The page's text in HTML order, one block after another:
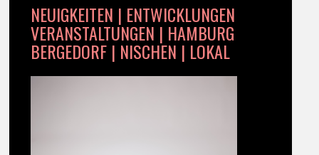
NEUIGKEITEN | ENTWICKLUNGEN
VERANSTALTUNGEN | HAMBURG
BERGEDORF | NISCHEN | LOKAL